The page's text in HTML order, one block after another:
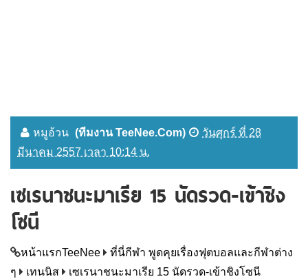
หมูอ้วน (ทีมงาน TeeNee.Com)
วันศุกร์ ที่ 28
มีนาคม 2557 เวลา 10:14 น.
เซเรนาชนะมาเรีย 15 นัดรวด-เข้าชิง
โซนี
หน้าแรกTeeNee
ที่นี่กีฬา พูดคุยเรื่องฟุตบอลและกีฬาต่าง
ๆ
เทนนิส เซเรนาชนะมาเรีย 15 นัดรวด-เข้าชิงโซนี